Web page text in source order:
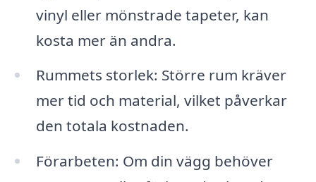
vinyl eller mönstrade tapeter, kan
kosta mer än andra.
Rummets storlek: Större rum kräver
mer tid och material, vilket påverkar
den totala kostnaden.
Förarbeten: Om din vägg behöver